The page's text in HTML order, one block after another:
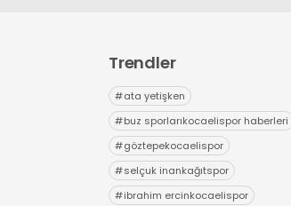
Trendler
#ata yetişken
#buz sporlarıkocaelispor haberleri
#göztepekocaelispor
#selçuk inankağıtspor
#ibrahim ercinkocaelispor